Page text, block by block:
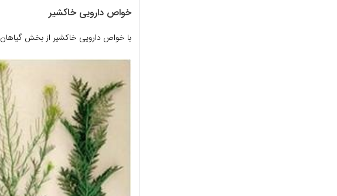
خواص دارویی خاکشیر
با خواص دارویی خاکشیر از بخش گیاهان